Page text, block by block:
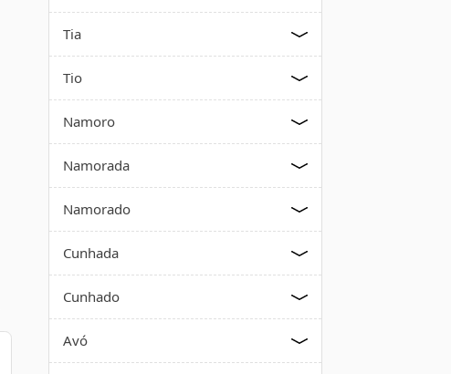
Tia
Tio
Namoro
Namorada
Namorado
Cunhada
Cunhado
Avó